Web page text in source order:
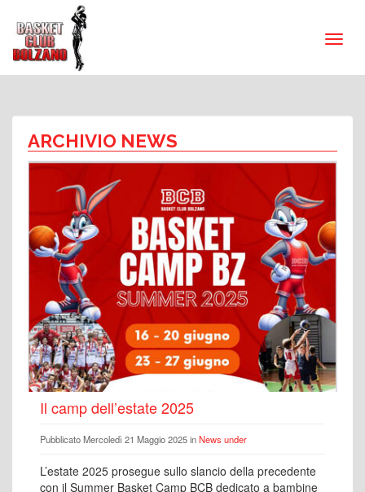
ARCHIVIO NEWS
Il camp dell’estate 2025
Pubblicato Mercoledì 21 Maggio 2025 inNews under
L’estate 2025 prosegue sullo slancio della precedente
con il Summer Basket Camp BCB dedicato a bambine